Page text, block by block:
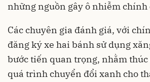
những nguồn gây ô nhiễm chính
Các chuyên gia đánh giá, với
đăng ký xe hai bánh sử dụng
bước tiến quan trọng, nhằm
quá trình chuyển đổi xanh cho